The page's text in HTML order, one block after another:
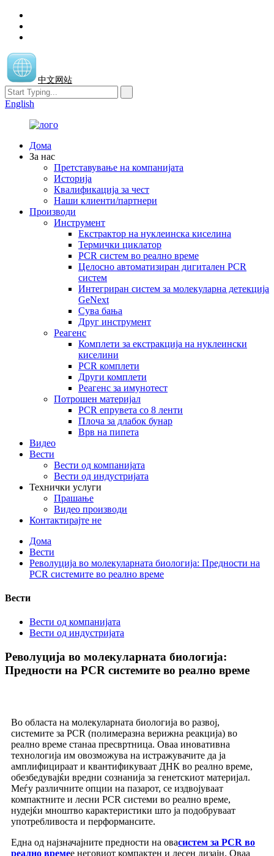
中文网站
English
Дома
За нас
Претставување на компанијата
Историја
Квалификација за чест
Наши клиенти/партнери
Производи
Инструмент
Екстрактор на нуклеинска киселина
Термички циклатор
PCR систем во реално време
Целосно автоматизиран дигитален PCR
систем
Интегриран систем за молекуларна детекција
GeNext
Сува бања
Друг инструмент
Реагенс
Комплети за екстракција на нуклеински
киселини
PCR комплети
Други комплети
Реагенс за имунотест
Потрошен материјал
PCR епрувета со 8 ленти
Плоча за длабок бунар
Врв на пипета
Видео
Вести
Вести од компанијата
Вести од индустријата
Технички услуги
Прашање
Видео производи
Контактирајте не
Дома
Вести
Револуција во молекуларната биологија: Предности на
PCR системите во реално време
Вести
Вести од компанијата
Вести од индустријата
Револуција во молекуларната биологија:
Предности на PCR системите во реално време
Во областа на молекуларната биологија во развој,
системите за PCR (полимеразна верижна реакција) во
реално време станаа пресвртница. Оваа иновативна
технологија им овозможува на истражувачите да ја
амплифицираат и квантификуваат ДНК во реално време,
обезбедувајќи вредни сознанија за генетскиот материјал.
Меѓу различните опции на пазарот, се издвојуваат
компактните и лесни PCR системи во реално време,
нудејќи мноштво карактеристики што ја подобруваат
употребливоста и перформансите.
Една од најзначајните предности на овасистем за PCR во
реално времее неговиот компактен и лесен дизајн. Оваа